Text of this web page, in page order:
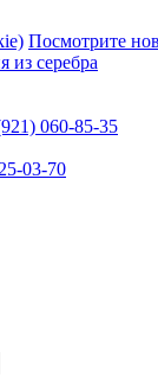
Посмотрите
060-85-35
03-70